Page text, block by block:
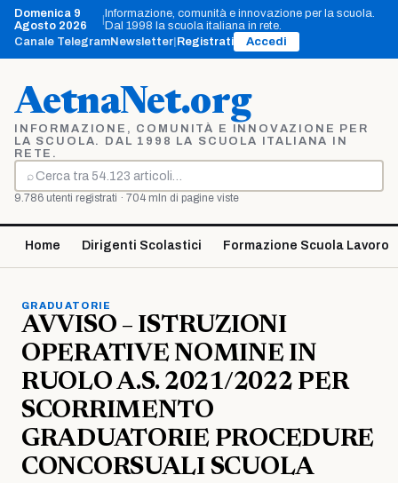
Vai
contenuto
Domenica 9
Agosto 2026
|Informazione, comunità e innovazione per la scuola.
Dal 1998 la scuola italiana in rete.
Canale TelegramNewsletter Registrati Accedi
AetnaNet.org
INFORMAZIONE, COMUNITÀ E INNOVAZIONE PER
LA SCUOLA. DAL 1998 LA SCUOLA ITALIANA IN
RETE.
⌕
Cerca
9.786 utenti registrati · 704 mln di pagine viste
Home Dirigenti Scolastici Formazione Scuola Lavoro
GRADUATORIE
AVVISO – ISTRUZIONI
OPERATIVE NOMINE IN
RUOLO A.S. 2021/2022 PER
SCORRIMENTO
GRADUATORIE PROCEDURE
CONCORSUALI SCUOLA